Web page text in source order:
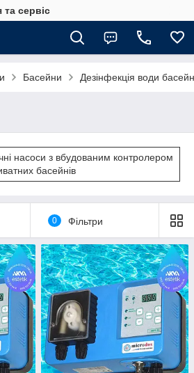
сервіс
Басейни Дезінфекція води
насоси з вбудованим контролером
басейнів
0 Фільтри